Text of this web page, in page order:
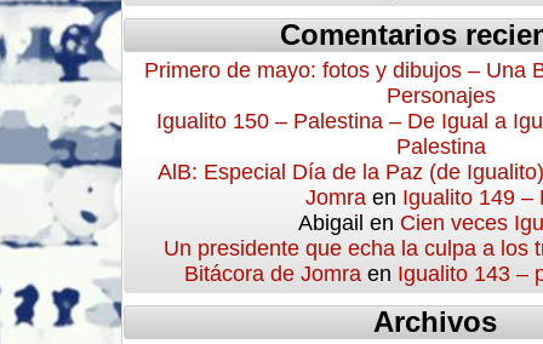
Comentarios
Primero de mayo: fotos y dibujos – Una
Personajes
Igualito 150 – Palestina – De Igual a
Palestina
AlB: Especial Día de la Paz (de
Jomra en Igualito 149 –
Abigail en Cien veces
Un presidente que echa la culpa a los
Bitácora de Jomra en Igualito 143 –
Archivos